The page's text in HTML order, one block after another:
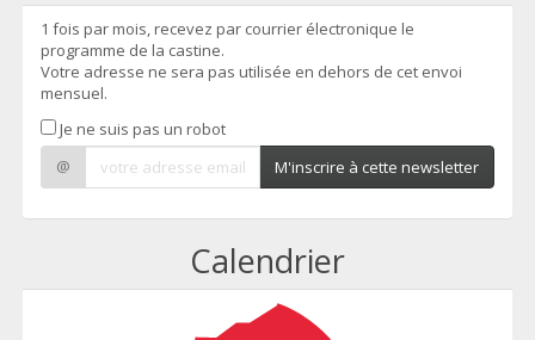
1 fois par mois, recevez par courrier électronique le
programme de la castine.
Votre adresse ne sera pas utilisée en dehors de cet envoi
mensuel.
Je ne suis pas un robot
@
M'inscrire à cette newsletter
Calendrier